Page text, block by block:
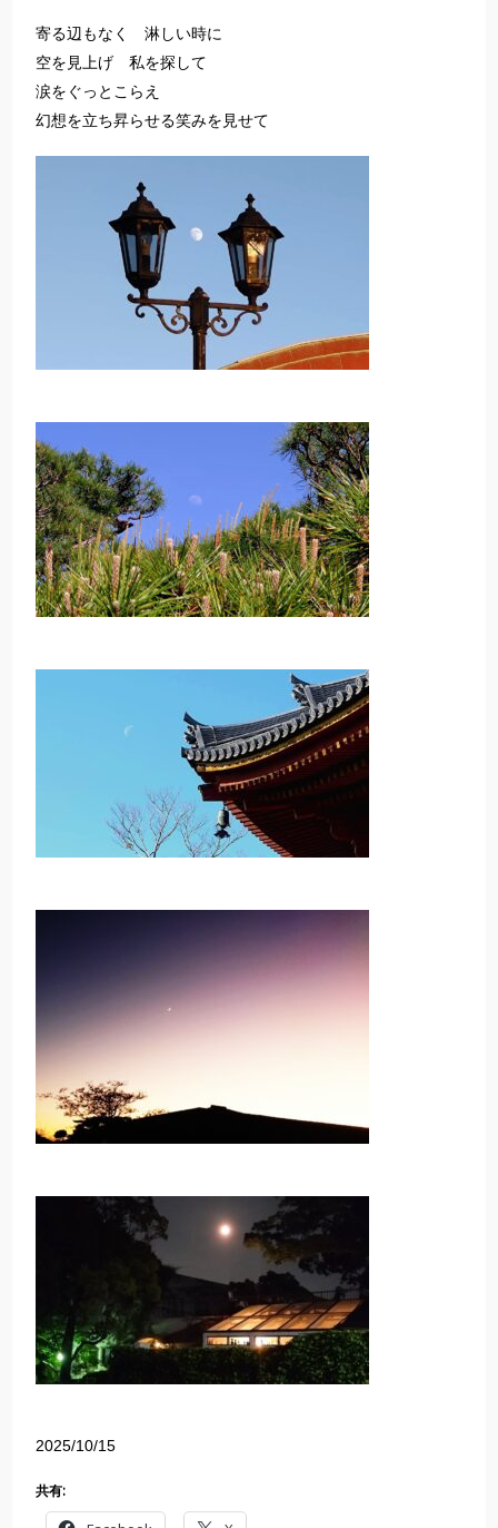
寄る辺もなく 淋しい時に
空を見上げ 私を探して
涙をぐっとこらえ
幻想を立ち昇らせる笑みを見せて
2025/10/15
共有: